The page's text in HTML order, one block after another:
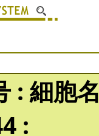
: 細胞名
: